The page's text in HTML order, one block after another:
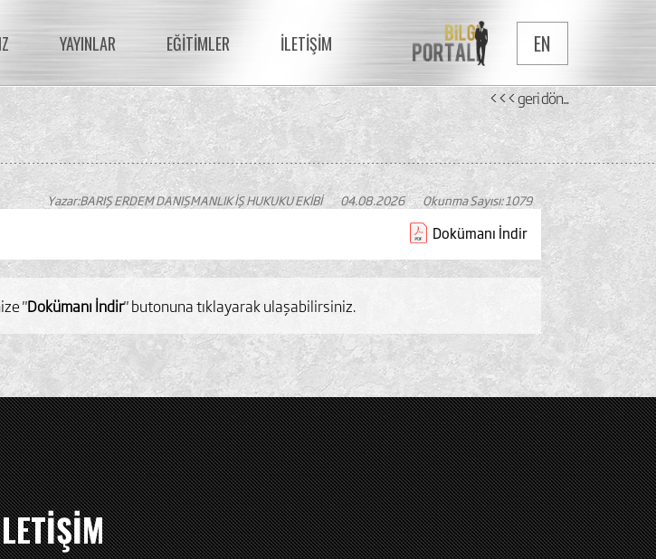
YAYINLAR EĞİTİMLER İLETİŞİM EN
<<< geri dön...
Okunma Sayısı: 1079
04.08.2026
Yazar:BARIŞ ERDEM DANIŞMANLIK İŞ HUKUKU EKİBİ
Dokümanı İndir
"Dokümanı İndir" butonuna tıklayarak ulaşabilirsiniz.